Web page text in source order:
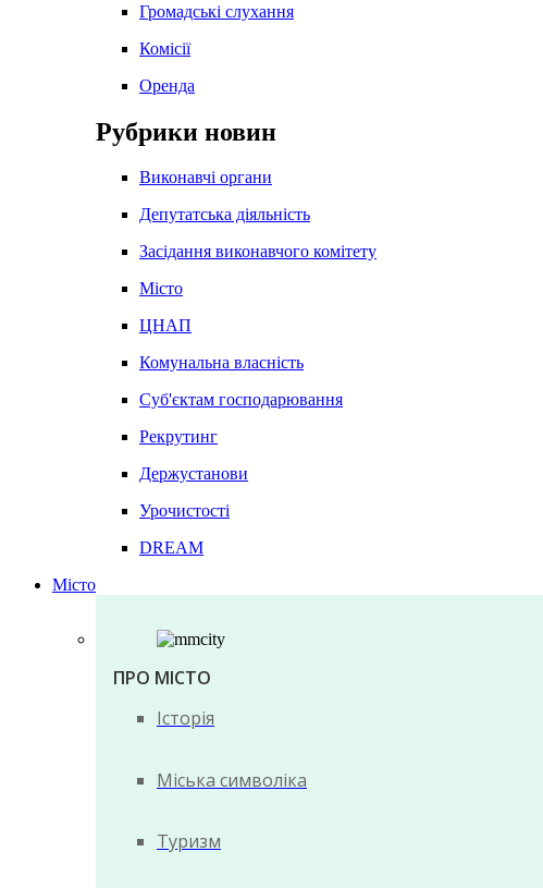
Громадські слухання
Комісії
Оренда
Рубрики новин
Виконавчі органи
Депутатська діяльність
Засідання виконавчого комітету
Місто
ЦНАП
Комунальна власність
Суб'єктам господарювання
Рекрутинг
Держустанови
Урочистості
DREAM
Місто
ПРО МІСТО
Історія
Міська символіка
Туризм